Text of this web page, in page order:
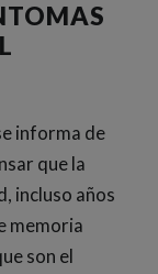
informa de
que la
incluso años
memoria
son el